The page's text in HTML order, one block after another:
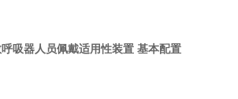
吸器人员佩戴适用性装置 基本配置